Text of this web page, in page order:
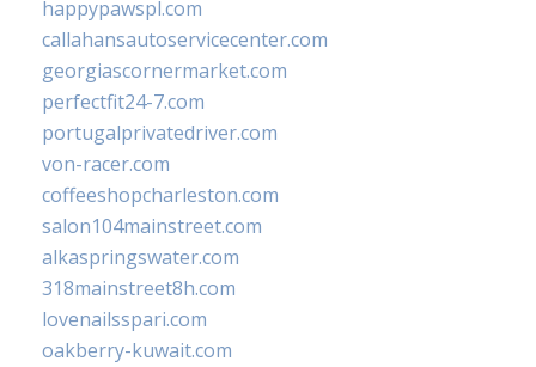
happypawspl.com
callahansautoservicecenter.com
georgiascornermarket.com
perfectfit24-7.com
portugalprivatedriver.com
von-racer.com
coffeeshopcharleston.com
salon104mainstreet.com
alkaspringswater.com
318mainstreet8h.com
lovenailsspari.com
oakberry-kuwait.com